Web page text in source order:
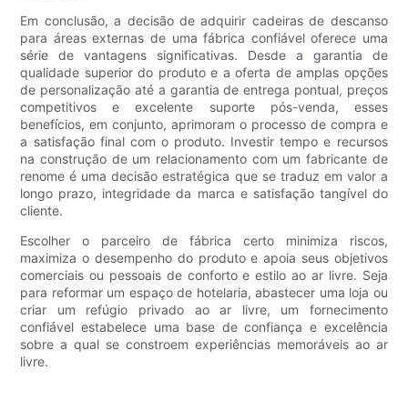
Em conclusão, a decisão de adquirir cadeiras de descanso
para áreas externas de uma fábrica confiável oferece uma
série de vantagens significativas. Desde a garantia de
qualidade superior do produto e a oferta de amplas opções
de personalização até a garantia de entrega pontual, preços
competitivos e excelente suporte pós-venda, esses
benefícios, em conjunto, aprimoram o processo de compra e
a satisfação final com o produto. Investir tempo e recursos
na construção de um relacionamento com um fabricante de
renome é uma decisão estratégica que se traduz em valor a
longo prazo, integridade da marca e satisfação tangível do
cliente.
Escolher o parceiro de fábrica certo minimiza riscos,
maximiza o desempenho do produto e apoia seus objetivos
comerciais ou pessoais de conforto e estilo ao ar livre. Seja
para reformar um espaço de hotelaria, abastecer uma loja ou
criar um refúgio privado ao ar livre, um fornecimento
confiável estabelece uma base de confiança e excelência
sobre a qual se constroem experiências memoráveis ​​ao ar
livre.